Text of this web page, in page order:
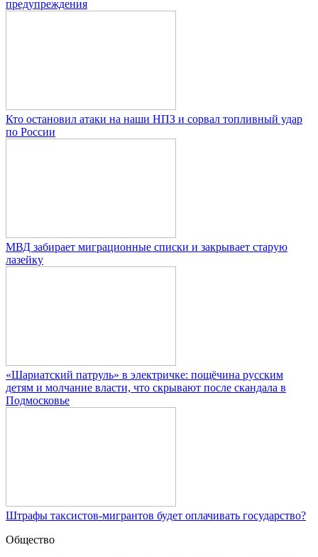
предупреждения
Кто остановил атаки на наши НПЗ и сорвал топливный удар
по России
МВД забирает миграционные списки и закрывает старую
лазейку
«Шариатский патруль» в электричке: пощёчина русским
детям и молчание власти, что скрывают после скандала в
Подмосковье
Штрафы таксистов-мигрантов будет оплачивать государство?
Общество